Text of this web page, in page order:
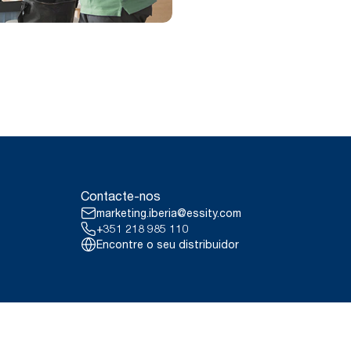
Contacte-nos
marketing.iberia@essity.com
+351 218 985 110
Encontre o seu distribuidor